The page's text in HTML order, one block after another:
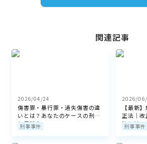
関連記事
2026/04/24
傷害罪・暴行罪・過失傷害の違
いとは？あなたのケースの刑罰
と示談金
刑事事件
2026/
【最新
正法｜改
法とは？
刑事事件